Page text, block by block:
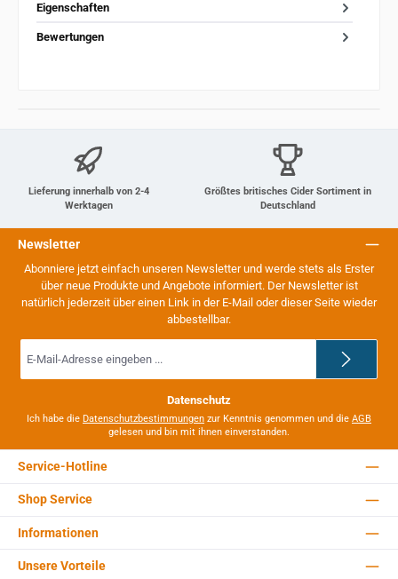
Eigenschaften
Bewertungen
Lieferung innerhalb von 2-4
Werktagen
Größtes britisches Cider Sortiment in
Deutschland
Newsletter
Abonniere jetzt einfach unseren Newsletter und werde stets als Erster
über neue Produkte und Angebote informiert. Der Newsletter ist
natürlich jederzeit über einen Link in der E-Mail oder dieser Seite wieder
abbestellbar.
Mail-
Datenschutz
Ich habe die Datenschutzbestimmungen zur Kenntnis genommen und die AGB
gelesen und bin mit ihnen einverstanden.
Service-Hotline
Shop Service
Informationen
Unsere Vorteile